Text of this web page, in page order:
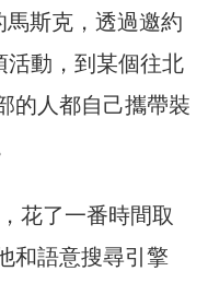
馬斯克，透過邀約
活動，到某個往北
的人都自己攜帶裝
花了一番時間取
和語意搜尋引擎